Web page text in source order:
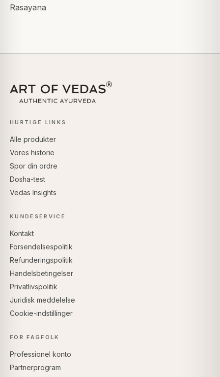
Rasayana
HURTIGE LINKS
Alle produkter
Vores historie
Spor din ordre
Dosha-test
Vedas Insights
KUNDESERVICE
Kontakt
Forsendelsespolitik
Refunderingspolitik
Handelsbetingelser
Privatlivspolitik
Juridisk meddelelse
Cookie-indstillinger
FOR FAGFOLK
Professionel konto
Partnerprogram